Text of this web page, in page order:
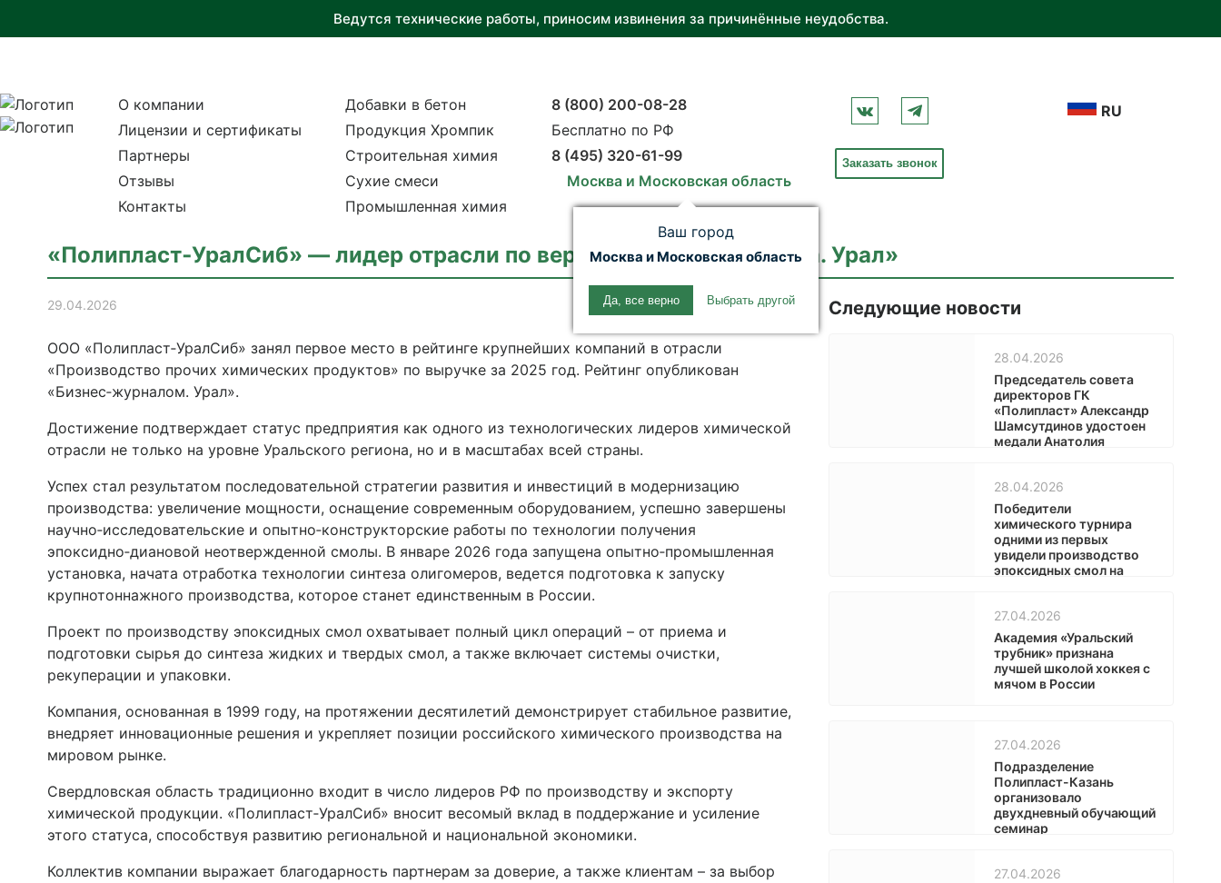
Ведутся технические работы, приносим извинения за причинённые неудобства.
О компании
Лицензии и сертификаты
Партнеры
Отзывы
Контакты
Добавки в бетон
Продукция Хромпик
Строительная химия
Сухие смеси
Промышленная химия
8 (800) 200-08-28
Бесплатно по РФ
8 (495) 320-61-99
Москва и Московская область
Ваш город
Москва и Московская область
Да, все верно Выбрать другой
Заказать звонок
RU
«Полипласт‑УралСиб» — лидер отрасли по версии «Бизнес‑журнала. Урал»
29.04.2026
ООО «Полипласт‑УралСиб» занял первое место в рейтинге крупнейших компаний в отрасли
«Производство прочих химических продуктов» по выручке за 2025 год. Рейтинг опубликован
«Бизнес‑журналом. Урал».
Достижение подтверждает статус предприятия как одного из технологических лидеров химической
отрасли не только на уровне Уральского региона, но и в масштабах всей страны.
Успех стал результатом последовательной стратегии развития и инвестиций в модернизацию
производства: увеличение мощности, оснащение современным оборудованием, успешно завершены
научно‑исследовательские и опытно‑конструкторские работы по технологии получения
эпоксидно‑диановой неотвержденной смолы. В январе 2026 года запущена опытно‑промышленная
установка, начата отработка технологии синтеза олигомеров, ведется подготовка к запуску
крупнотоннажного производства, которое станет единственным в России.
Проект по производству эпоксидных смол охватывает полный цикл операций – от приема и
подготовки сырья до синтеза жидких и твердых смол, а также включает системы очистки,
рекуперации и упаковки.
Компания, основанная в 1999 году, на протяжении десятилетий демонстрирует стабильное развитие,
внедряет инновационные решения и укрепляет позиции российского химического производства на
мировом рынке.
Свердловская область традиционно входит в число лидеров РФ по производству и экспорту
химической продукции. «Полипласт‑УралСиб» вносит весомый вклад в поддержание и усиление
этого статуса, способствуя развитию региональной и национальной экономики.
Коллектив компании выражает благодарность партнерам за доверие, а также клиентам – за выбор
Следующие новости
28.04.2026
Председатель совета
директоров ГК
«Полипласт» Александр
Шамсутдинов удостоен
медали Анатолия
28.04.2026
Победители
химического турнира
одними из первых
увидели производство
эпоксидных смол на
27.04.2026
Академия «Уральский
трубник» признана
лучшей школой хоккея с
мячом в России
27.04.2026
Подразделение
Полипласт-Казань
организовало
двухдневный обучающий
семинар
отрасли»
27.04.2026